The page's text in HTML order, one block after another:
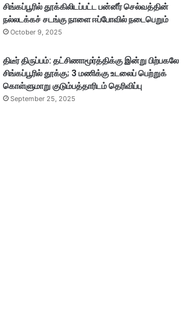
சிங்கப்பூரில் தூக்கிலிடப்பட்ட பன்னீர் செல்வத்தின்
நல்லடக்கச் சடங்கு நாளை ஈப்போவில் நடைபெறும்
October 9, 2025
திடீர் திருப்பம்: தட்சிணாமூர்த்திக்கு இன்று பிற்பகலே
சிங்கப்பூரில் தூக்கு; 3 மணிக்கு உடலைப் பெற்றுக்
கொள்ளுமாறு குடும்பத்தாரிடம் தெரிவிப்பு
September 25, 2025